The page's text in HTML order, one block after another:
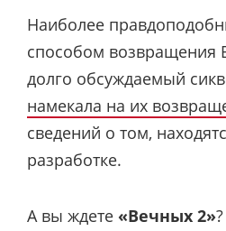
Наиболее
способом возвращения
долго обсуждаемый
намекала на их
сведений о том,
разработке.
А вы ждете «Вечных 2»